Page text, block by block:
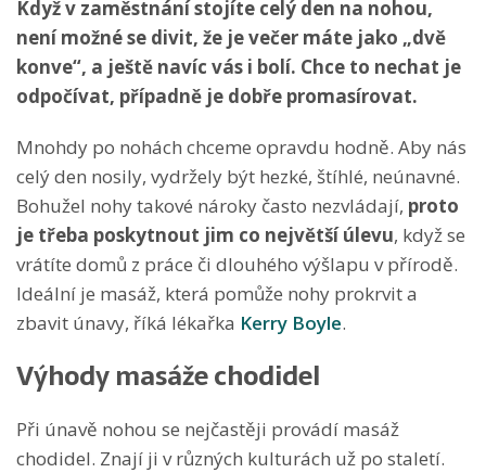
Když v zaměstnání stojíte celý den na nohou,
není možné se divit, že je večer máte jako „dvě
konve“, a ještě navíc vás i bolí. Chce to nechat je
odpočívat, případně je dobře promasírovat.
Mnohdy po nohách chceme opravdu hodně. Aby nás
celý den nosily, vydržely být hezké, štíhlé, neúnavné.
Bohužel nohy takové nároky často nezvládají, proto
je třeba poskytnout jim co největší úlevu, když se
vrátíte domů z práce či dlouhého výšlapu v přírodě.
Ideální je masáž, která pomůže nohy prokrvit a
zbavit únavy, říká lékařka Kerry Boyle.
Výhody masáže chodidel
Při únavě nohou se nejčastěji provádí masáž
chodidel. Znají ji v různých kulturách už po staletí.